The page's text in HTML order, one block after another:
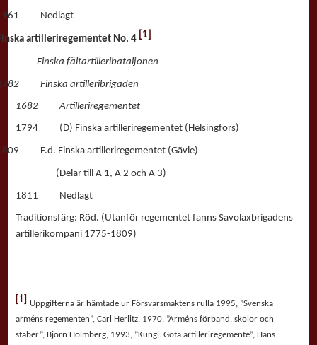
Nedlagt
artilleriregementet No. 4 [1]
fältartilleribataljonen
Finska artilleribrigaden
1682 Artilleriregementet
1794 (D) Finska artilleriregementet (Helsingfors)
F.d. Finska artilleriregementet (Gävle)
(Delar till A 1, A 2 och A 3)
1811 Nedlagt
Traditionsfärg: Röd. (Utanför regementet fanns Savolaxbrigadens
artillerikompani 1775-1809)
[1] Uppgifterna är hämtade ur Försvarsmaktens rulla 1995, ”Svenska
arméns regementen”, Carl Herlitz, 1970, ”Arméns förband, skolor och
staber”, Björn Holmberg, 1993, ”Kungl. Göta artilleriregemente”, Hans